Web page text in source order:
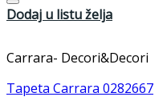
Dodaj u listu želja
Carrara- Decori&Decori
Tapeta Carrara 0282667